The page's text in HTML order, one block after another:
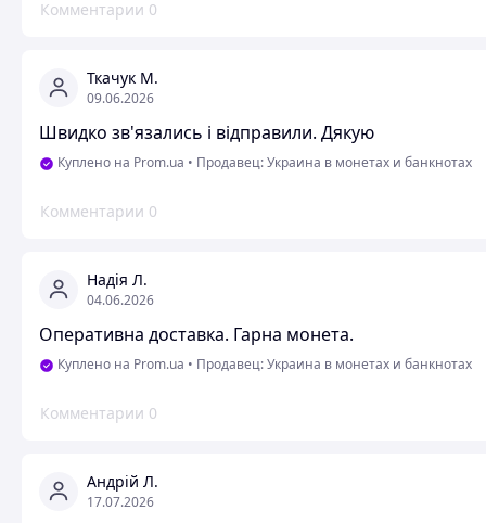
Комментарии 0
Ткачук М.
09.06.2026
Швидко зв'язались і відправили. Дякую
Куплено на Prom.ua • Продавец: Украина в монетах и ​​банкнотах
Комментарии 0
Надія Л.
04.06.2026
Оперативна доставка. Гарна монета.
Куплено на Prom.ua • Продавец: Украина в монетах и ​​банкнотах
Комментарии 0
Андрій Л.
17.07.2026